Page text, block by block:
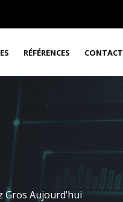
RÉFÉRENCES CONTACT
Gros Aujourd’hui